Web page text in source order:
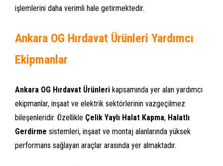
işlemlerini daha verimli hale getirmektedir.
Ankara OG Hırdavat Ürünleri Yardımcı
Ekipmanlar
Ankara OG Hırdavat Ürünleri kapsamında yer alan yardımcı
ekipmanlar, inşaat ve elektrik sektörlerinin vazgeçilmez
bileşenleridir. Özellikle Çelik Yaylı Halat Kapma, Halatlı
Gerdirme sistemleri, inşaat ve montaj alanlarında yüksek
performans sağlayan araçlar arasında yer almaktadır.